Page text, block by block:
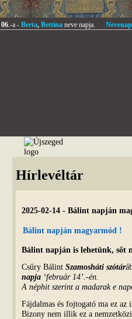
06.-a - Berta, Bettinaneve napja.
Hírlevéltár
2025-02-14 - Bálint napján
Bálint napján magyarmód !
Bálint napján is lehetünk, sőt
Csűry Bálint Szamosháti szótár
napja‘február 14’.-én.
A néphit szerint a madarak e
Fájdalmas és fojtogató ma ez az
Bizony nem illik ez a